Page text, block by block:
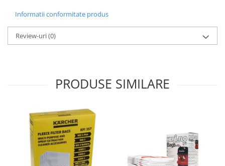
Aparate Foto & Accesorii
Camere video si sport
Telescoape & Optica
Bacanie
Ambalaje cadouri
Cadouri
Curatenie si intretinere
Informatii conformitate produs
Review-uri(0)
PRODUSE SIMILARE